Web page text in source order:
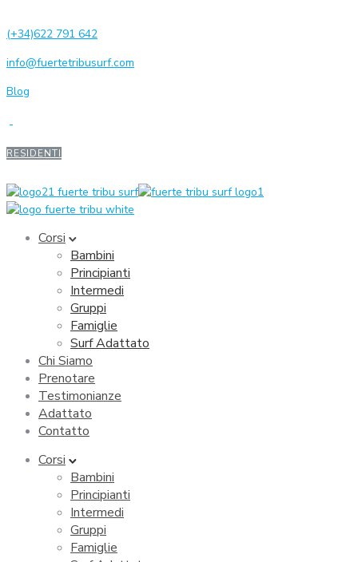
(+34)622 791 642
info@fuertetribusurf.com
Blog
RESIDENTI
Corsi
Bambini
Principianti
Intermedi
Gruppi
Famiglie
Surf Adattato
Chi Siamo
Prenotare
Testimonianze
Adattato
Contatto
Corsi
Bambini
Principianti
Intermedi
Gruppi
Famiglie